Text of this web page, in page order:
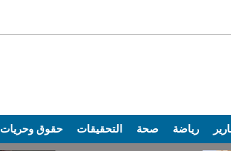
رياضة صحة التحقيقات حقوق وحريات